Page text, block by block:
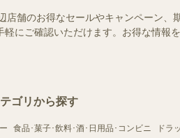
舗のお得なセールやキャンペーン、
にご確認いただけます。お得な情報を
ゴリから探す
食品･菓子･飲料･酒･日用品･コンビニ ドラ